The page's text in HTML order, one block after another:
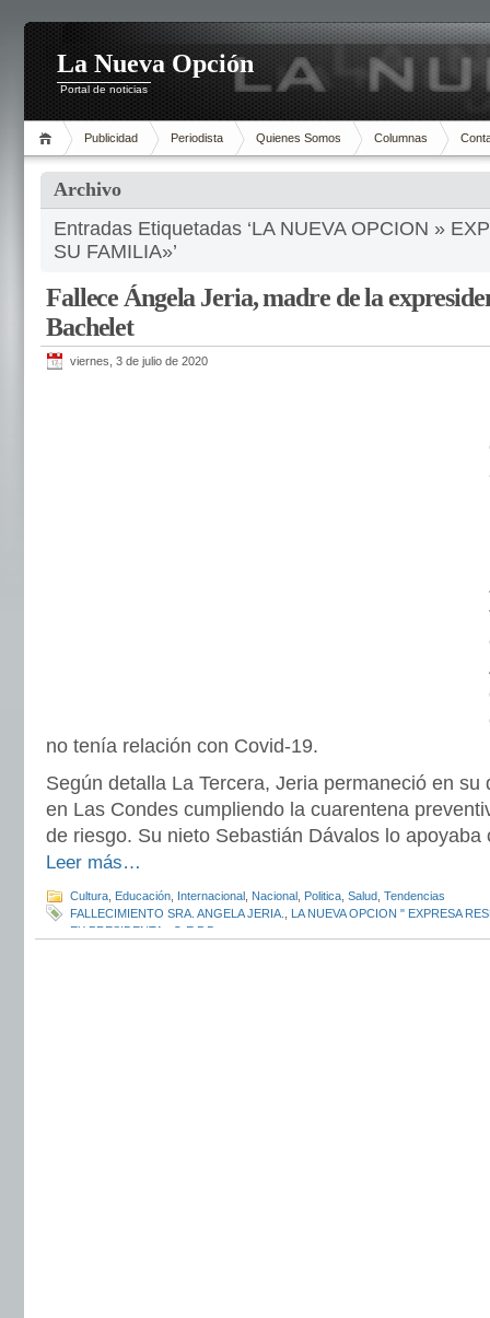
La Nueva Opción
Portal de noticias
Publicidad Periodista Quienes Somos Columnas
Archivo
Entradas Etiquetadas ‘LA NUEVA OPCION »
SU FAMILIA»’
Fallece Ángela Jeria, madre de la
Bachelet
viernes, 3 de julio de 2020
no tenía relación con Covid-19.
Según detalla La Tercera, Jeria permaneció en su
en Las Condes cumpliendo la cuarentena
de riesgo. Su nieto Sebastián Dávalos lo apoyaba
Leer más…
Cultura Educación Internacional Nacional Politica Salud Tendencias
FALLECIMIENTO SRA. ANGELA JERIA.
LA NUEVA OPCION " EXPRESA
EX PRESIDENTA.
Q.E.P.D